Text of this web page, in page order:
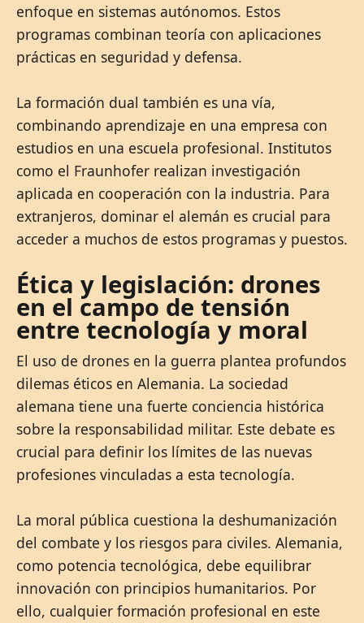
enfoque en sistemas autónomos. Estos
programas combinan teoría con aplicaciones
prácticas en seguridad y defensa.
La formación dual también es una vía,
combinando aprendizaje en una empresa con
estudios en una escuela profesional. Institutos
como el Fraunhofer realizan investigación
aplicada en cooperación con la industria. Para
extranjeros, dominar el alemán es crucial para
acceder a muchos de estos programas y puestos.
Ética y legislación: drones
en el campo de tensión
entre tecnología y moral
El uso de drones en la guerra plantea profundos
dilemas éticos en Alemania. La sociedad
alemana tiene una fuerte conciencia histórica
sobre la responsabilidad militar. Este debate es
crucial para definir los límites de las nuevas
profesiones vinculadas a esta tecnología.
La moral pública cuestiona la deshumanización
del combate y los riesgos para civiles. Alemania,
como potencia tecnológica, debe equilibrar
innovación con principios humanitarios. Por
ello, cualquier formación profesional en este